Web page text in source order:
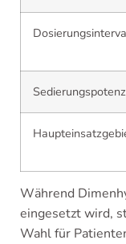
Während
eingesetzt wird,
Wahl für